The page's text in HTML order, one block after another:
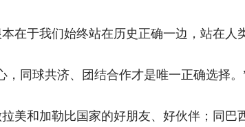
在于我们始终站在历史正确一边，站在人
同球共济、团结合作才是唯一正确选择。
美和加勒比国家的好朋友、好伙伴；同巴